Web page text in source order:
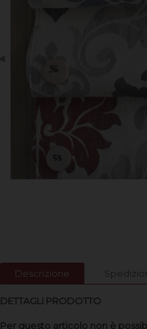
Descrizione
DETTAGLI PRODOTTO
Per questo articolo non è